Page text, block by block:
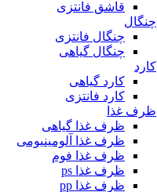
قاشق فانتزی
چنگال
چنگال فانتزی
چنگال گیاهی
کارد
کارد گیاهی
کارد فانتزی
ظرف غذا
ظرف غذا گیاهی
ظرف غذا آلومینیومی
ظرف غذا فوم
ظرف غذا ps
ظرف غذا pp